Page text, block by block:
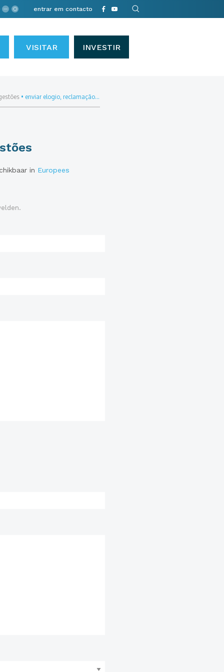
entrar em contacto
VISITAR INVESTIR
• enviar elogio, reclamação...
in Europees